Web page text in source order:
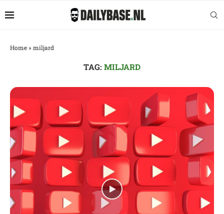
Home» miljard
TAG: MILJARD